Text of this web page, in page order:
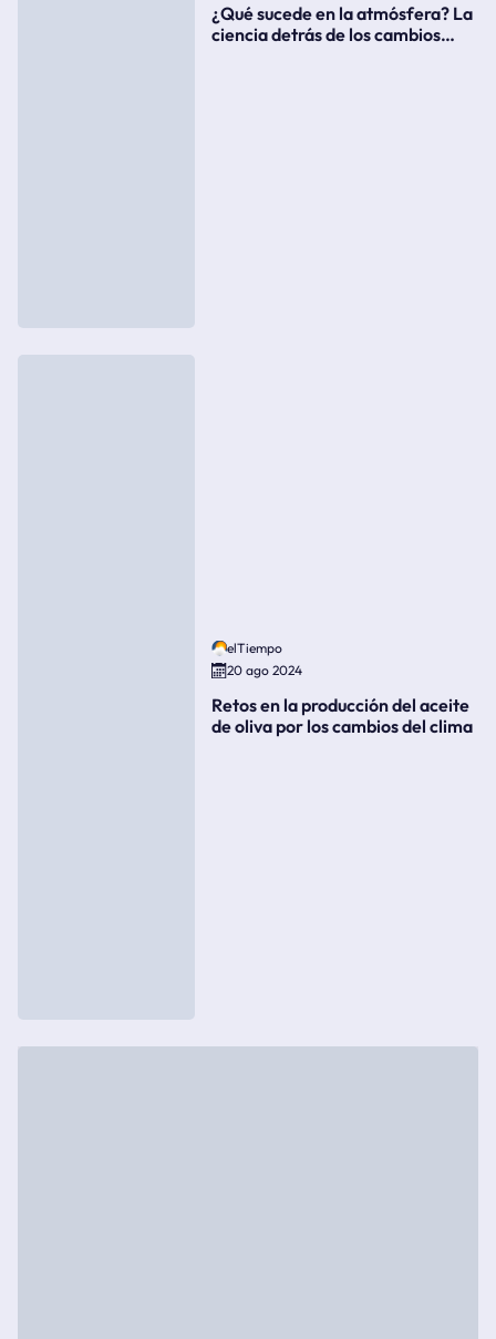
¿Qué sucede en la atmósfera? La
ciencia detrás de los cambios
elTiempo
20 ago 2024
Retos en la producción del aceite
de oliva por los cambios del clima